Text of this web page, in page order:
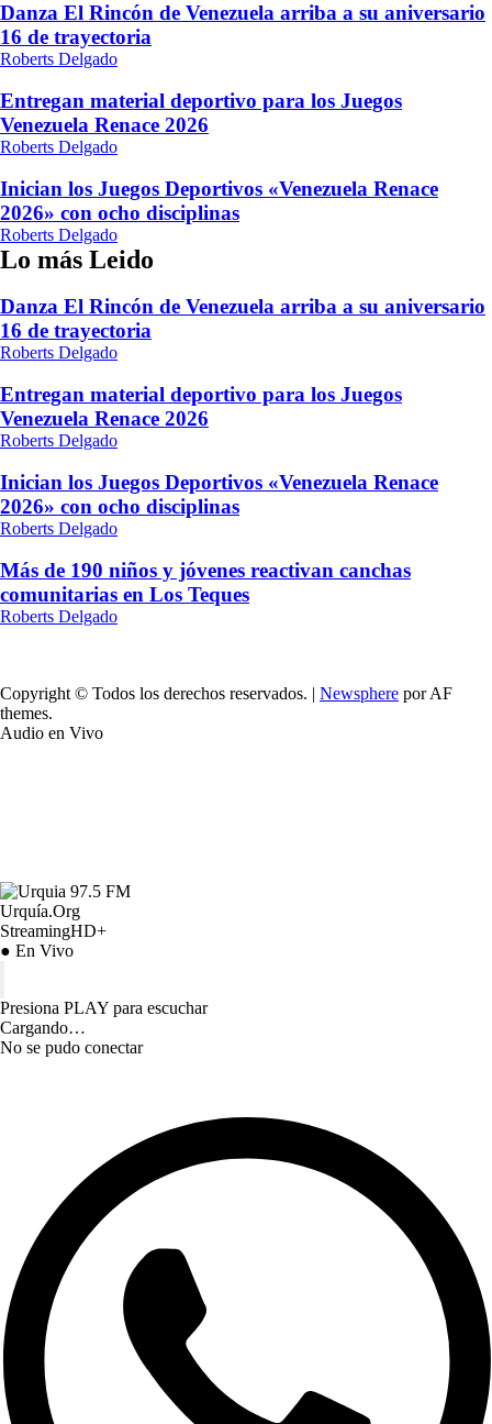
Danza El Rincón de Venezuela arriba a su aniversario
16 de trayectoria
Roberts Delgado
Entregan material deportivo para los Juegos
Venezuela Renace 2026
Roberts Delgado
Inician los Juegos Deportivos «Venezuela Renace
2026» con ocho disciplinas
Roberts Delgado
Lo más Leido
Danza El Rincón de Venezuela arriba a su aniversario
16 de trayectoria
Roberts Delgado
Entregan material deportivo para los Juegos
Venezuela Renace 2026
Roberts Delgado
Inician los Juegos Deportivos «Venezuela Renace
2026» con ocho disciplinas
Roberts Delgado
Más de 190 niños y jóvenes reactivan canchas
comunitarias en Los Teques
Roberts Delgado
Copyright © Todos los derechos reservados. | Newsphere por AF
themes.
Audio en Vivo
Urquía.Org
StreamingHD+
● En Vivo
Presiona PLAY para escuchar
Cargando…
No se pudo conectar